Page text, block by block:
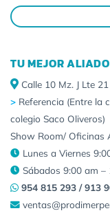
TU MEJOR ALIADO
Calle 10 Mz. J Lte
> Referencia (Entre la
colegio Saco Oliveros)
Show Room/ Oficinas
Lunes a Viernes
Sábados 9:00 am –
954 815 293 / 913